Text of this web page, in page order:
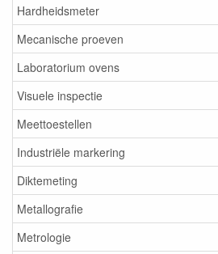
Hardheidsmeter
Mecanische proeven
Laboratorium ovens
Visuele inspectie
Meettoestellen
Industriële markering
Diktemeting
Metallografie
Metrologie